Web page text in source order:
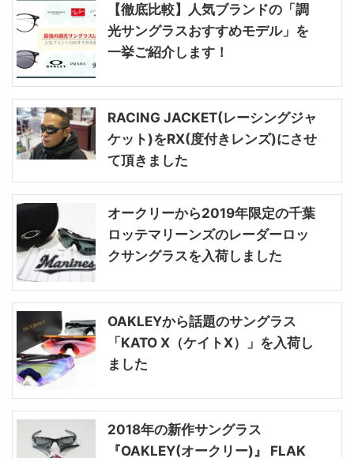
【徹底比較】人気ブランドの「調
光サングラスおすすめモデル」を
一挙ご紹介します！
RACING JACKET(レーシングジャ
ケット)をRX(度付きレンズ)にさせ
て頂きました
オークリーから2019年限定の千葉
ロッテマリーンズのレーダーロッ
クサングラスを入荷しました
OAKLEYから話題のサングラス
「KATO X（ケイトX）」を入荷し
ました
2018年の新作サングラス
『OAKLEY(オークリー)』 FLAK